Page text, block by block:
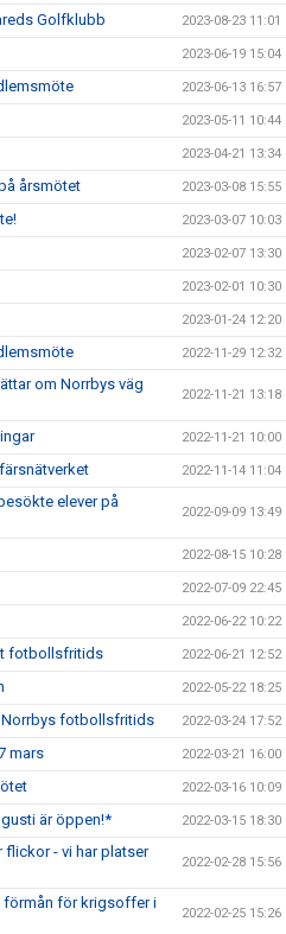
Golfklubb 2023-08-23 11:01
2023-06-19 15:04
2023-06-13 16:57
2023-05-11 10:44
2023-04-21 13:34
årsmötet 2023-03-08 15:55
2023-03-07 10:03
2023-02-07 13:30
2023-02-01 10:30
2023-01-24 12:20
2022-11-29 12:32
om Norrbys väg
2022-11-21 13:18
2022-11-21 10:00
2022-11-14 11:04
elever på
2022-09-09 13:49
2022-08-15 10:28
2022-07-09 22:45
2022-06-22 10:22
fotbollsfritids 2022-06-21 12:52
2022-05-22 18:25
Norrbys fotbollsfritids 2022-03-24 17:52
mars 2022-03-21 16:00
2022-03-16 10:09
är öppen!* 2022-03-15 18:30
- vi har platser
2022-02-28 15:56
förmån för krigsoffer i
2022-02-25 15:26